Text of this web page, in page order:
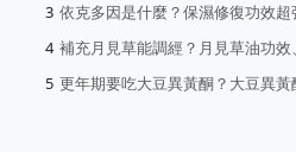
依克多因是什麼？保濕修復功效超
補充月見草能調經？月見草油功效
更年期要吃大豆異黃酮？大豆異黃